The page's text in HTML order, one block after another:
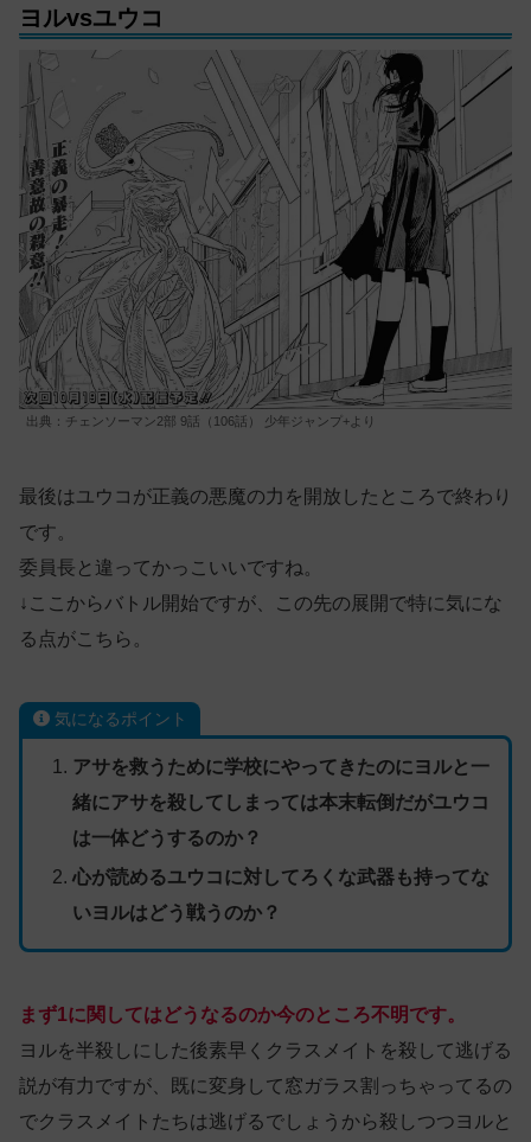
ヨルvsユウコ
出典：チェンソーマン2部 9話（106話） 少年ジャンプ+より
最後はユウコが正義の悪魔の力を開放したところで終わり
です。
委員長と違ってかっこいいですね。
↓ここからバトル開始ですが、この先の展開で特に気にな
る点がこちら。
気になるポイント
アサを救うために学校にやってきたのにヨルと一
緒にアサを殺してしまっては本末転倒だがユウコ
は一体どうするのか？
心が読めるユウコに対してろくな武器も持ってな
いヨルはどう戦うのか？
まず1に関してはどうなるのか今のところ不明です。
ヨルを半殺しにした後素早くクラスメイトを殺して逃げる
説が有力ですが、既に変身して窓ガラス割っちゃってるの
でクラスメイトたちは逃げるでしょうから殺しつつヨルと